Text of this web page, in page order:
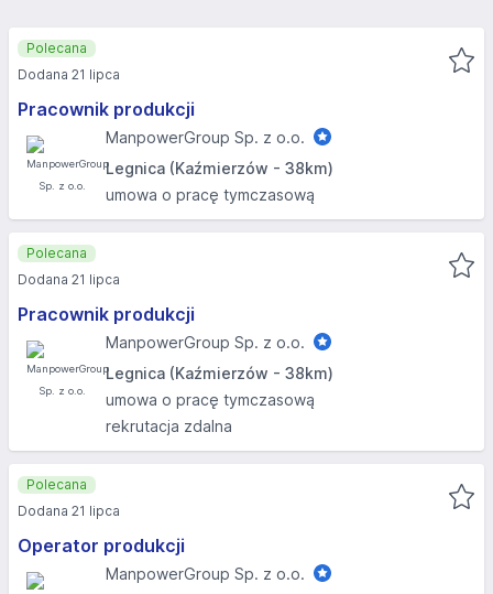
Pracownik produkcji
ManpowerGroup Sp. z o.o.
Legnica (Kaźmierzów - 38km)
umowa o pracę tymczasową
Polecana
Dodana 21 lipca
Pracownik produkcji
ManpowerGroup Sp. z o.o.
Legnica (Kaźmierzów - 38km)
umowa o pracę tymczasową
rekrutacja zdalna
Polecana
Dodana 21 lipca
Operator produkcji
ManpowerGroup Sp. z o.o.
Polecana
Dodana 21 lipca